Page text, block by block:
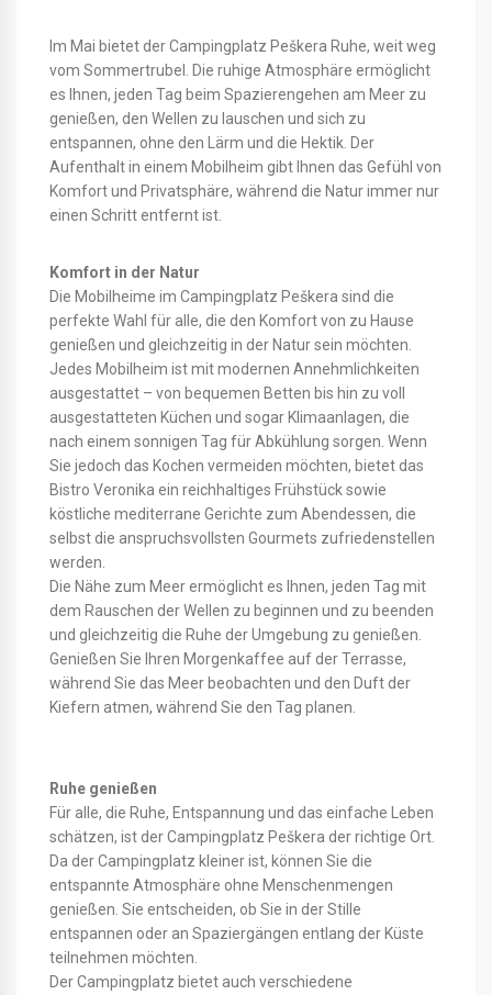
Im Mai bietet der Campingplatz Peškera Ruhe, weit weg
vom Sommertrubel. Die ruhige Atmosphäre ermöglicht
es Ihnen, jeden Tag beim Spazierengehen am Meer zu
genießen, den Wellen zu lauschen und sich zu
entspannen, ohne den Lärm und die Hektik. Der
Aufenthalt in einem Mobilheim gibt Ihnen das Gefühl von
Komfort und Privatsphäre, während die Natur immer nur
einen Schritt entfernt ist.
Komfort in der Natur
Die Mobilheime im Campingplatz Peškera sind die
perfekte Wahl für alle, die den Komfort von zu Hause
genießen und gleichzeitig in der Natur sein möchten.
Jedes Mobilheim ist mit modernen Annehmlichkeiten
ausgestattet – von bequemen Betten bis hin zu voll
ausgestatteten Küchen und sogar Klimaanlagen, die
nach einem sonnigen Tag für Abkühlung sorgen. Wenn
Sie jedoch das Kochen vermeiden möchten, bietet das
Bistro Veronika ein reichhaltiges Frühstück sowie
köstliche mediterrane Gerichte zum Abendessen, die
selbst die anspruchsvollsten Gourmets zufriedenstellen
werden.
Die Nähe zum Meer ermöglicht es Ihnen, jeden Tag mit
dem Rauschen der Wellen zu beginnen und zu beenden
und gleichzeitig die Ruhe der Umgebung zu genießen.
Genießen Sie Ihren Morgenkaffee auf der Terrasse,
während Sie das Meer beobachten und den Duft der
Kiefern atmen, während Sie den Tag planen.
Ruhe genießen
Für alle, die Ruhe, Entspannung und das einfache Leben
schätzen, ist der Campingplatz Peškera der richtige Ort.
Da der Campingplatz kleiner ist, können Sie die
entspannte Atmosphäre ohne Menschenmengen
genießen. Sie entscheiden, ob Sie in der Stille
entspannen oder an Spaziergängen entlang der Küste
teilnehmen möchten.
Der Campingplatz bietet auch verschiedene